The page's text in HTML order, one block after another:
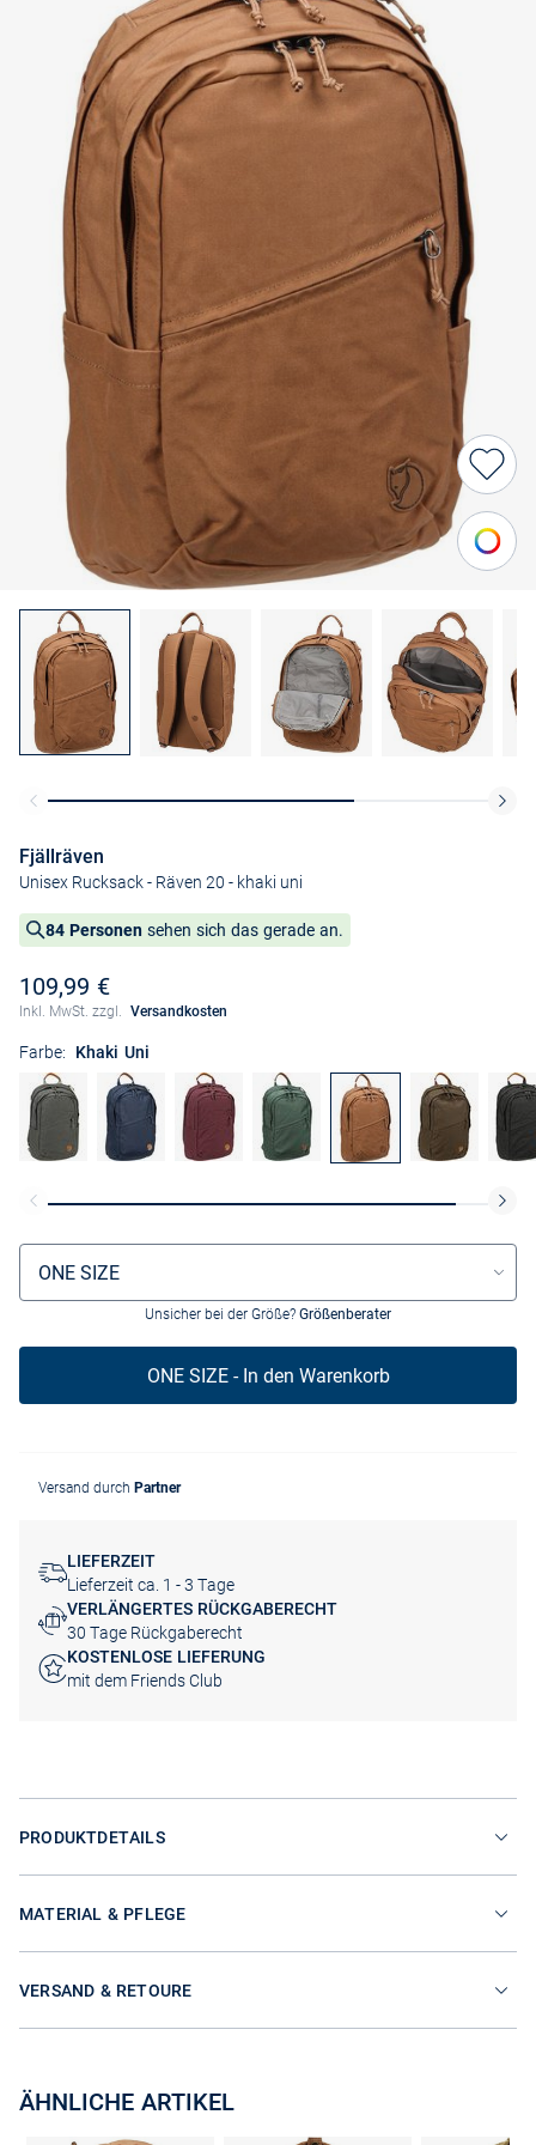
Fjällräven
Unisex Rucksack - Räven 20 - khaki uni
84 Personen sehen sich das gerade an.
109,99 €
Inkl. MwSt. zzgl. Versandkosten
Farbe: Khaki Uni
Größenauswahl
ONE SIZE
Unsicher bei der Größe? Größenberater
ONE SIZE - In den Warenkorb
Versand durch Partner
LIEFERZEIT
Lieferzeit ca. 1 - 3 Tage
VERLÄNGERTES RÜCKGABERECHT
30 Tage Rückgaberecht
KOSTENLOSE LIEFERUNG
mit dem Friends Club
PRODUKTDETAILS
MATERIAL & PFLEGE
VERSAND & RETOURE
ÄHNLICHE ARTIKEL